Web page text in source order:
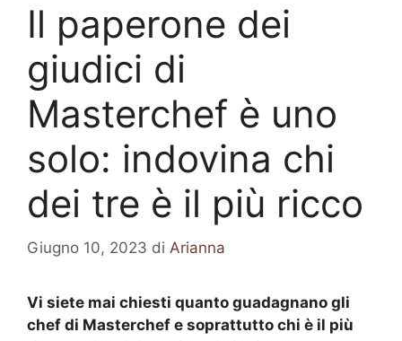
Il paperone dei
giudici di
Masterchef è uno
solo: indovina chi
dei tre è il più ricco
Giugno 10, 2023 di Arianna
Vi siete mai chiesti quanto guadagnano gli
chef di Masterchef e soprattutto chi è il più